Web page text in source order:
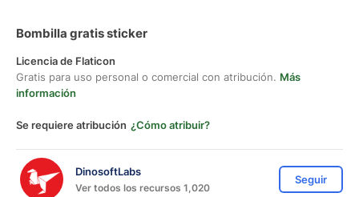
Bombilla gratis sticker
Licencia de Flaticon
Gratis para uso personal o comercial con atribución. Más
información
Se requiere atribución ¿Cómo atribuir?
DinosoftLabs
Ver todos los recursos 1,020
Seguir